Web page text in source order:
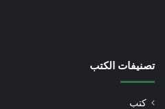
تصنيفات الكتب
كتب